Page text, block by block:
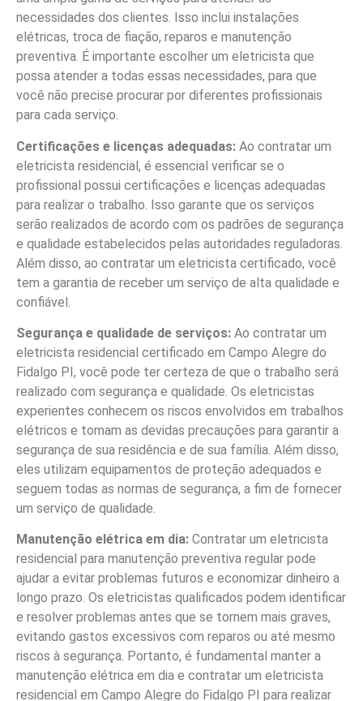
necessidades dos clientes. Isso inclui instalações
elétricas, troca de fiação, reparos e manutenção
preventiva. É importante escolher um eletricista que
possa atender a todas essas necessidades, para que
você não precise procurar por diferentes profissionais
para cada serviço.
Certificações e licenças adequadas: Ao contratar um
eletricista residencial, é essencial verificar se o
profissional possui certificações e licenças adequadas
para realizar o trabalho. Isso garante que os serviços
serão realizados de acordo com os padrões de segurança
e qualidade estabelecidos pelas autoridades reguladoras.
Além disso, ao contratar um eletricista certificado, você
tem a garantia de receber um serviço de alta qualidade e
confiável.
Segurança e qualidade de serviços: Ao contratar um
eletricista residencial certificado em Campo Alegre do
Fidalgo PI, você pode ter certeza de que o trabalho será
realizado com segurança e qualidade. Os eletricistas
experientes conhecem os riscos envolvidos em trabalhos
elétricos e tomam as devidas precauções para garantir a
segurança de sua residência e de sua família. Além disso,
eles utilizam equipamentos de proteção adequados e
seguem todas as normas de segurança, a fim de fornecer
um serviço de qualidade.
Manutenção elétrica em dia: Contratar um eletricista
residencial para manutenção preventiva regular pode
ajudar a evitar problemas futuros e economizar dinheiro a
longo prazo. Os eletricistas qualificados podem identificar
e resolver problemas antes que se tornem mais graves,
evitando gastos excessivos com reparos ou até mesmo
riscos à segurança. Portanto, é fundamental manter a
manutenção elétrica em dia e contratar um eletricista
residencial em Campo Alegre do Fidalgo PI para realizar